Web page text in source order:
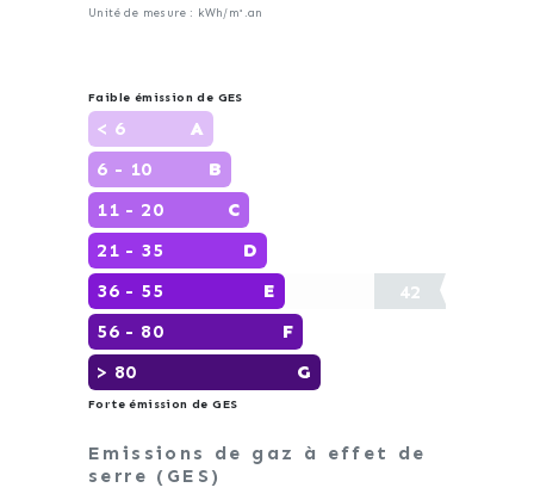
Unité de mesure : kWh/m².an
Faible émission de GES
A
< 6
B
6 - 10
C
11 - 20
D
21 - 35
E
36 - 55
42
F
56 - 80
G
> 80
Forte émission de GES
Emissions de gaz à effet de
serre (GES)